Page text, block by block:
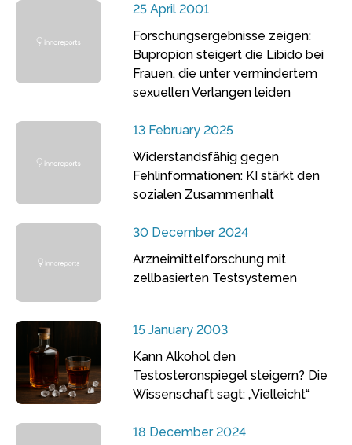
25 April 2001
Forschungsergebnisse zeigen:
Bupropion steigert die Libido bei
Frauen, die unter vermindertem
sexuellen Verlangen leiden
13 February 2025
Widerstandsfähig gegen
Fehlinformationen: KI stärkt den
sozialen Zusammenhalt
30 December 2024
Arzneimittelforschung mit
zellbasierten Testsystemen
15 January 2003
Kann Alkohol den
Testosteronspiegel steigern? Die
Wissenschaft sagt: „Vielleicht“
18 December 2024